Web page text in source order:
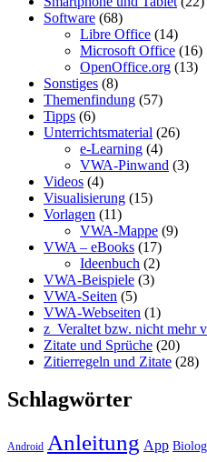
Software (68)
Libre Office (14)
Microsoft Office (16)
OpenOffice.org (13)
Sonstiges (8)
Themenfindung (57)
Tipps (6)
Unterrichtsmaterial (26)
e-Learning (4)
VWA-Pinwand (3)
Videos (4)
Visualisierung (15)
Vorlagen (11)
VWA-Mappe (9)
VWA – eBooks (17)
Ideenbuch (2)
VWA-Beispiele (3)
VWA-Seiten (5)
VWA-Webseiten (1)
z_Veraltet bzw. nicht mehr
Zitate und Sprüche (20)
Zitierregeln und Zitate (28)
Schlagwörter
Android Anleitung App